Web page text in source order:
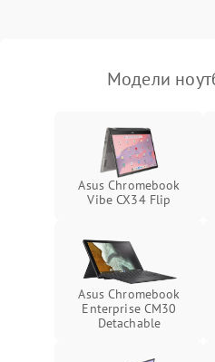
пропадание диска
оперативной памяти:
вылеты приложений,
синие экраны
Проблемы Wi‑Fi или
Модели
Asus Chromebook
Vibe CX34 Flip
Asus Chromebook
Enterprise CM30
Detachable